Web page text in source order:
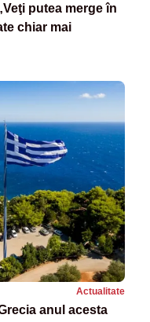
putea merge în
chiar mai
Actualitate
anul acesta